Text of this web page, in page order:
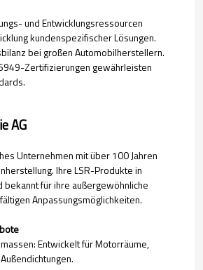
und Entwicklungsressourcen
kundenspezifischer Lösungen.
bei großen Automobilherstellern.
Zertifizierungen gewährleisten
AG
Unternehmen mit über 100 Jahren
Ihre LSR-Produkte in
bekannt für ihre außergewöhnliche
Anpassungsmöglichkeiten.
Entwickelt für Motorräume,